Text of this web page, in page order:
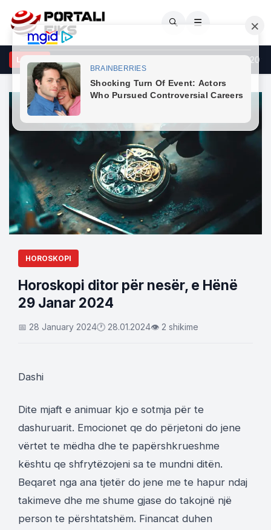
🔍 ☰
LAJME
Të dielën nuk ka kufizime për automjetet e transportit mbi 20 tonë
HOROSKOPI
Horoskopi ditor për nesër, e Hënë
29 Janar 2024
📅 28 January 2024🕐 28.01.2024👁 2 shikime
Dashi
Dite mjaft e animuar kjo e sotmja për te
dashuruarit. Emocionet qe do përjetoni do jene
vërtet te mëdha dhe te papërshkrueshme
kështu qe shfrytëzojeni sa te mundni ditën.
Beqaret nga ana tjetër do jene me te hapur ndaj
takimeve dhe me shume gjase do takojnë një
person te përshtatshëm. Financat duhen